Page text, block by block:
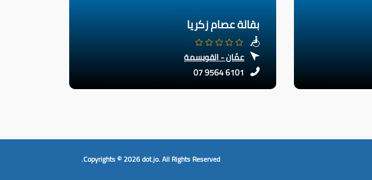
بقالة عصام زكريا
عمّان - القويسمة
07 9564 6101
Copyrights © 2026dot.jo.All Rights Reserved.